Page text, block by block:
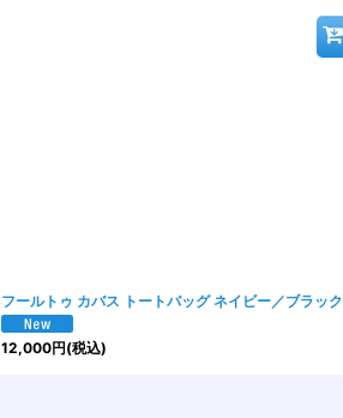
フールトゥ カバス トートバッグ ネイビー／ブラック
12,000円(税込)